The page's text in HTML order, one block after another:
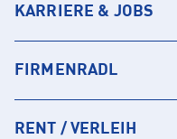
KARRIERE & JOBS
FIRMENRADL
RENT / VERLEIH